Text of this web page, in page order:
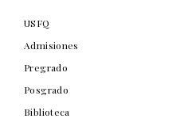
USFQ
Admisiones
Pregrado
Posgrado
Biblioteca